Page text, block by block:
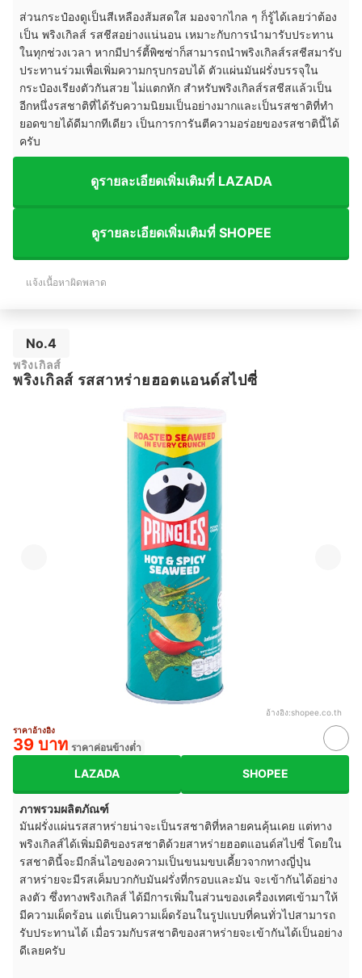
ส่วนกระป๋องดูเป็นสีเหลืองส้มสดใส มองจากไกล ๆ ก็รู้ได้เลยว่าต้อง
เป็น พริงเกิลส์ รสชีสอย่างแน่นอน เหมาะกับการนำมารับประทาน
ในทุกช่วงเวลา หากมีปาร์ตี้พิซซ่าก็สามารถนำพริงเกิลส์รสชีสมารับ
ประทานร่วมเพื่อเพิ่มความกรุบกรอบได้ ตัวแผ่นมันฝรั่งบรรจุใน
กระป๋องเรียงตัวกันสวย ไม่แตกหัก สำหรับพริงเกิลส์รสชีสแล้วเป็น
อีกหนึ่งรสชาติที่ได้รับความนิยมเป็นอย่างมากและเป็นรสชาติที่ทำ
ยอดขายได้ดีมากทีเดียว เป็นการการันตีความอร่อยของรสชาตินี้ได้
ครับ
ดูรายละเอียดเพิ่มเติมที่ LAZADA
ดูรายละเอียดเพิ่มเติมที่ SHOPEE
แจ้งเนื้อหาผิดพลาด
No.4
พริงเกิลส์
พริงเกิลส์ รสสาหร่ายฮอตแอนด์สไปซี่
อ้างอิง:shopee.co.th
ราคาอ้างอิง
39 บาท ราคาค่อนข้างต่ำ
LAZADA SHOPEE
ภาพรวมผลิตภัณฑ์
มันฝรั่งแผ่นรสสาหร่ายน่าจะเป็นรสชาติที่หลายคนคุ้นเคย แต่ทาง
พริงเกิลส์ได้เพิ่มมิติของรสชาติด้วยสาหร่ายฮอตแอนด์สไปซี่ โดยใน
รสชาตินี้จะมีกลิ่นไอของความเป็นขนมขบเคี้ยวจากทางญี่ปุ่น
สาหร่ายจะมีรสเค็มบวกกับมันฝรั่งที่กรอบและมัน จะเข้ากันได้อย่าง
ลงตัว ซึ่งทางพริงเกิลส์ ได้มีการเพิ่มในส่วนของเครื่องเทศเข้ามาให้
มีความเผ็ดร้อน แต่เป็นความเผ็ดร้อนในรูปแบบที่คนทั่วไปสามารถ
รับประทานได้ เมื่อรวมกับรสชาติของสาหร่ายจะเข้ากันได้เป็นอย่าง
ดีเลยครับ